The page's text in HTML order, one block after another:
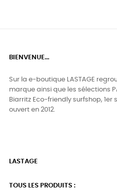
BIENVENUE...
Sur la e-boutique LASTAGE
marque ainsi que les sélections
Biarritz Eco-friendly surfshop,
ouvert en 2012.
LASTAGE
TOUS LES PRODUITS :